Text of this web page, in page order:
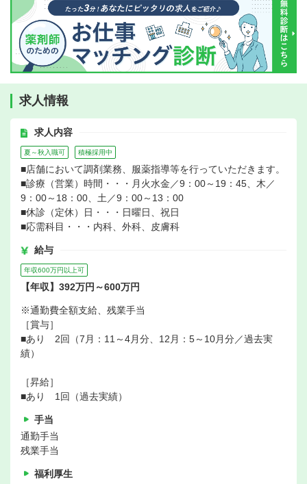
求人情報
求人内容
夏～秋入職可 積極採用中
■店舗において調剤業務、服薬指導等を行っていただきます。
■診療（営業）時間・・・月火水金／9：00～19：45、木／
9：00～18：00、土／9：00～13：00
■休診（定休）日・・・日曜日、祝日
■応需科目・・・内科、外科、皮膚科
給与
年収600万円以上可
【年収】392万円～600万円
※通勤費全額支給、残業手当
［賞与］
■あり 2回（7月：11～4月分、12月：5～10月分／過去実
績）
［昇給］
■あり 1回（過去実績）
手当
通勤手当
残業手当
福利厚生